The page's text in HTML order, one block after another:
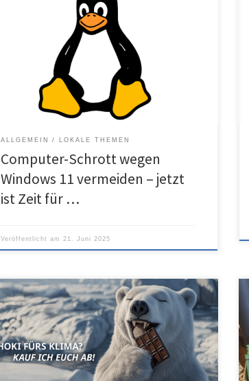
ALLGEMEIN LOKALE THEMEN
Computer-Schrott wegen
Windows 11 vermeiden – jetzt
ist Zeit für …
Veröffentlicht am21. Juni 2025